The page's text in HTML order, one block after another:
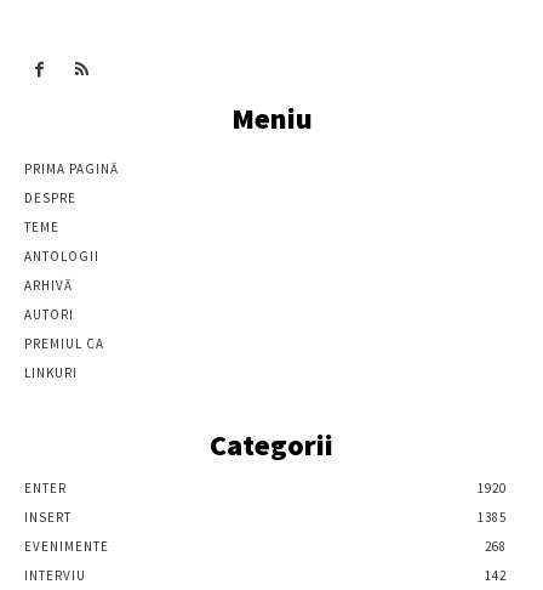
Meniu
PRIMA PAGINĂ
DESPRE
TEME
ANTOLOGII
ARHIVĂ
AUTORI
PREMIUL CA
LINKURI
Categorii
ENTER
1920
INSERT
1385
EVENIMENTE
268
INTERVIU
142